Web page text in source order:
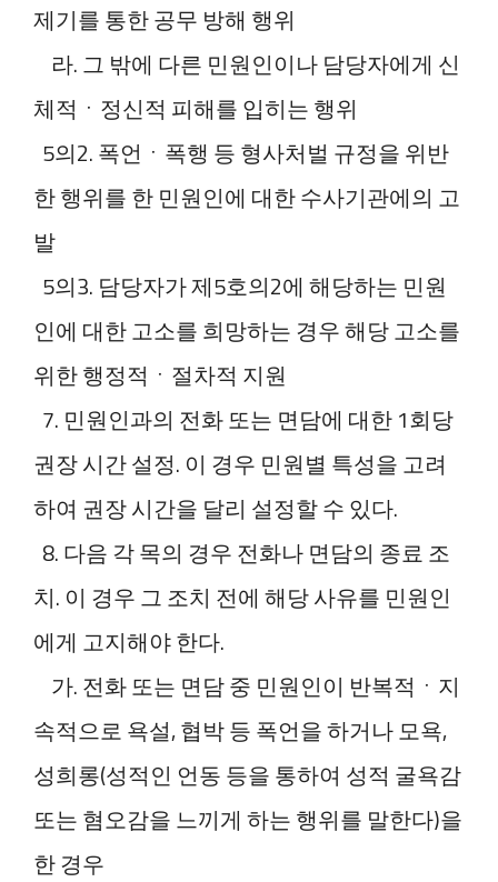
제기를 통한 공무 방해 행위
라. 그 밖에 다른 민원인이나 담당자에게 신
체적ㆍ정신적 피해를 입히는 행위
5의2. 폭언ㆍ폭행 등 형사처벌 규정을 위반
한 행위를 한 민원인에 대한 수사기관에의 고
발
5의3. 담당자가 제5호의2에 해당하는 민원
인에 대한 고소를 희망하는 경우 해당 고소를
위한 행정적ㆍ절차적 지원
7. 민원인과의 전화 또는 면담에 대한 1회당
권장 시간 설정. 이 경우 민원별 특성을 고려
하여 권장 시간을 달리 설정할 수 있다.
8. 다음 각 목의 경우 전화나 면담의 종료 조
치. 이 경우 그 조치 전에 해당 사유를 민원인
에게 고지해야 한다.
가. 전화 또는 면담 중 민원인이 반복적ㆍ지
속적으로 욕설, 협박 등 폭언을 하거나 모욕,
성희롱(성적인 언동 등을 통하여 성적 굴욕감
또는 혐오감을 느끼게 하는 행위를 말한다)을
한 경우